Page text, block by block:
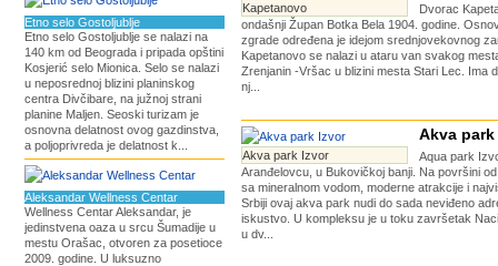
Etno selo Gostoljublje
Etno selo Gostoljublje se nalazi na
140 km od Beograda i pripada opštini
Kosjerić selo Mionica. Selo se nalazi
u neposrednoj blizini planinskog
centra Divčibare, na južnoj strani
planine Maljen. Seoski turizam je
osnovna delatnost ovog gazdinstva,
a poljoprivreda je delatnost k...
Aleksandar Wellness Centar
Wellness Centar Aleksandar, je
jedinstvena oaza u srcu Šumadije u
mestu Orašac, otvoren za posetioce
2009. godine. U luksuzno
Kapetanovo
Dvorac
ondašnji Župan Botka Bela 1904. godine.
zgrade određena je idejom srednjovekovnog
Kapetanovo se nalazi u ataru van svakog
Zrenjanin -Vršac u blizini mesta Stari Lec. Ima
nj...
Akva park Izvor
Akva park
Aqua park
Aranđelovcu, u Bukovičkoj banji. Na površini
sa mineralnom vodom, moderne atrakcije i
Srbiji ovaj akva park nudi do sada neviđeno
iskustvo. U kompleksu je u toku završetak
u dv...